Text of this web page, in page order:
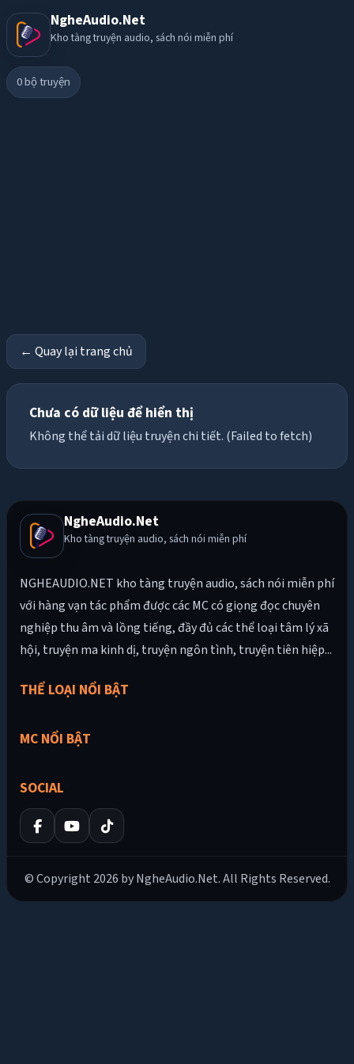
NgheAudio.Net
Kho tàng truyện audio, sách nói miễn phí
0bộ truyện
← Quay lại trang chủ
Chưa có dữ liệu để hiển thị
Không thể tải dữ liệu truyện chi tiết. (Failed to fetch)
NgheAudio.Net
Kho tàng truyện audio, sách nói miễn phí
NGHEAUDIO.NET kho tàng truyện audio, sách nói miễn phí
với hàng vạn tác phẩm được các MC có giọng đọc chuyên
nghiệp thu âm và lồng tiếng, đầy đủ các thể loại tâm lý xã
hội, truyện ma kinh dị, truyện ngôn tình, truyện tiên hiệp...
THỂ LOẠI NỔI BẬT
MC NỔI BẬT
SOCIAL
© Copyright 2026 by NgheAudio.Net. All Rights Reserved.